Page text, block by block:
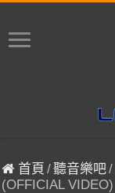
首頁 /聽音樂吧/
(OFFICIAL VIDEO)